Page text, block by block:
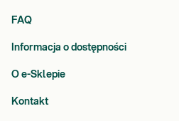
FAQ
Informacja o dostępności
O e-Sklepie
Kontakt